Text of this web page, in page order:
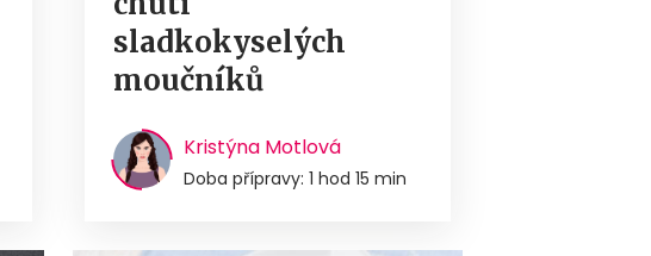
sladkokyselých
moučníků
Kristýna Motlová
Doba přípravy: 1 hod 15 min